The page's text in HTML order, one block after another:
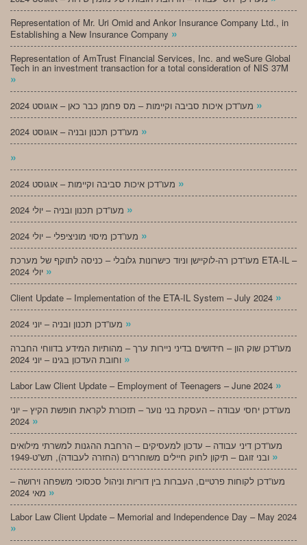
Representation of Mr. Uri Omid and Ankor Insurance Company Ltd., in
Establishing a New Insurance Company »
Representation of AmTrust Financial Services, Inc. and weSure Global
Tech in an investment transaction for a total consideration of NIS 37M
»
»
»
»
»
»
»
מעו”דכן רה-לוקיישן וניוד כישרונות גלובלי – כניסה לתוקף של מערכת ETA-IL –
»
Client Update – Implementation of the ETA-IL System – July 2024 »
»
מעו”דכן שוק הון – חידושים בדיני ניירות ערך – מהותיות המידע בדווחי החברה
»
Labor Law Client Update – Employment of Teenagers – June 2024 »
מעו”דכן יחסי עבודה – העסקת בני נוער – תזכורת לקראת חופשת הקיץ – יוני
»
מעו”דכן דיני עבודה – עדכון למעסיקים – הרחבת ההגנות למשרתי מילואים
»
מעו”דכן לקוחות פרטיים, העברות בין דוריות וניהול סכסוכי משפחה וירושה –
»
Labor Law Client Update – Memorial and Independence Day – May 2024
»